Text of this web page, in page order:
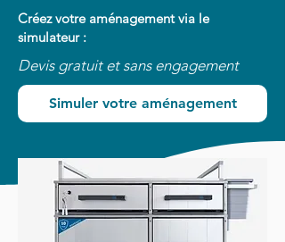
Créez votre aménagement via le
simulateur :
Devis gratuit et sans engagement
Simuler votre aménagement